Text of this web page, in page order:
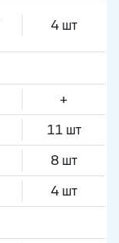
4 шт
+
11 шт
8 шт
4 шт